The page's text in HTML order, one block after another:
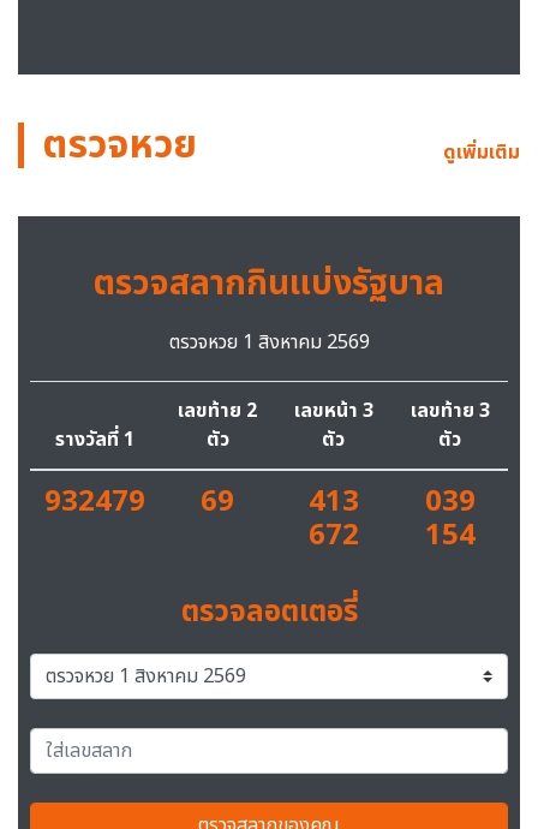
ตรวจหวย ดูเพิ่มเติม
ตรวจสลากกินแบ่งรัฐบาล
ตรวจหวย 1 สิงหาคม 2569
รางวัลที่ 1
เลขท้าย 2
ตัว
เลขหน้า 3
ตัว
เลขท้าย 3
ตัว
932479 69 413
672
039
154
ตรวจลอตเตอรี่